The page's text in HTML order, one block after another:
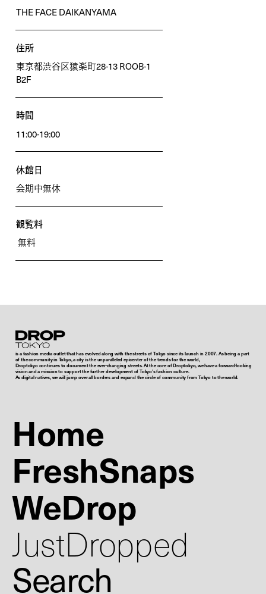
THE FACE DAIKANYAMA
住所
東京都渋谷区猿楽町28-13 ROOB-1
B2F
時間
11:00-19:00
休館日
会期中無休
観覧料
無料
Droptokyo
is a fashion media outlet that has evolved along with the streets of Tokyo since its launch in 2007. As being a part
of the community in Tokyo, a city is the unparalleled epicenter of the trends for the world,
Droptokyo continues to document the ever-changing streets. At the core of Droptokyo, we have a forward-looking
vision and a mission to support the further development of Tokyo’s fashion culture.
As digital natives, we will jump over all borders and expand the circle of community from Tokyo to the world.
Home
FreshSnaps
WeDrop
JustDropped
Search